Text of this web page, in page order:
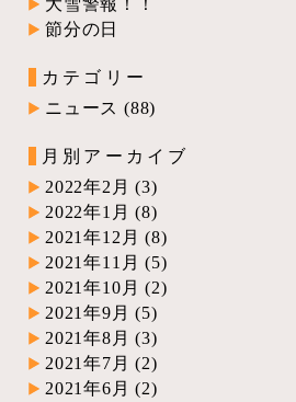
大雪警報！！
節分の日
カテゴリー
ニュース (88)
月別アーカイブ
2022年2月 (3)
2022年1月 (8)
2021年12月 (8)
2021年11月 (5)
2021年10月 (2)
2021年9月 (5)
2021年8月 (3)
2021年7月 (2)
2021年6月 (2)